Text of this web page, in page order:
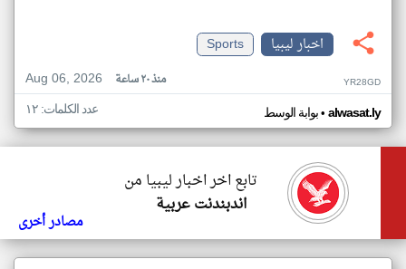
اخبار ليبيا
Sports
Aug 06, 2026
منذ ٢٠ ساعة YR28GD
بوابة الوسط• alwasat.ly عدد الكلمات: ١٢
تابع اخر اخبار ليبيا من
اندبندنت عربية
مصادر أخرى